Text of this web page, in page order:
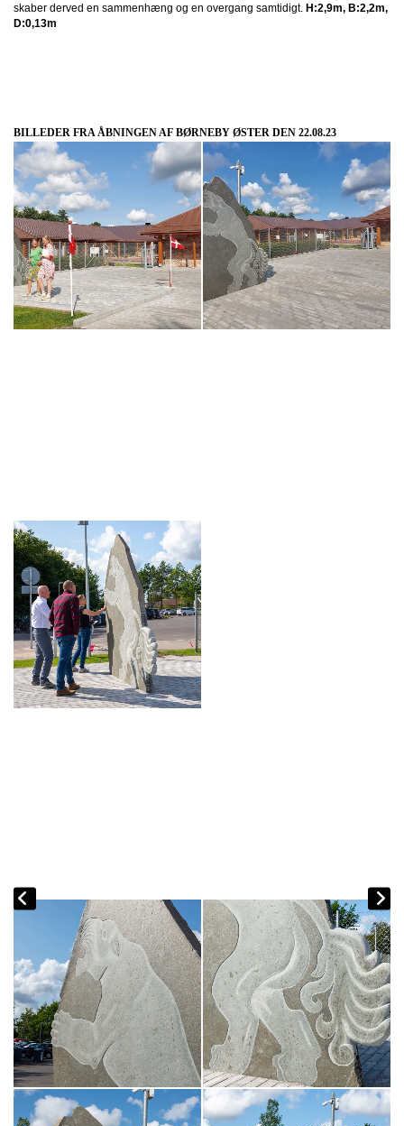
skaber derved en sammenhæng og en overgang samtidigt. H:2,9m, B:2,2m,
D:0,13m
BILLEDER FRA ÅBNINGEN AF BØRNEBY ØSTER DEN 22.08.23